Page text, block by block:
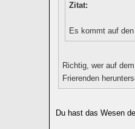
Zitat:
Es kommt auf
Richtig, wer auf
Frierenden
Du hast das Wesen